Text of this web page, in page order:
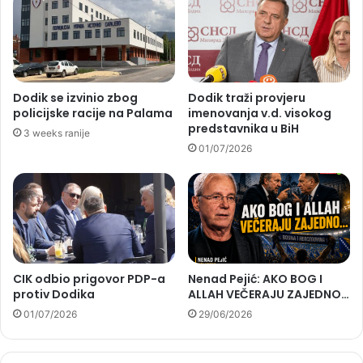
Dodik se izvinio zbog
policijske racije na Palama
3 weeks ranije
Dodik traži provjeru
imenovanja v.d. visokog
predstavnika u BiH
01/07/2026
CIK odbio prigovor PDP-a
protiv Dodika
01/07/2026
Nenad Pejić: AKO BOG I
ALLAH VEČERAJU ZAJEDNO…
29/06/2026